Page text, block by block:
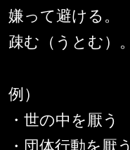
嫌って避ける。
疎む（うとむ）。
例）
・世の中を厭う
・団体行動を厭う